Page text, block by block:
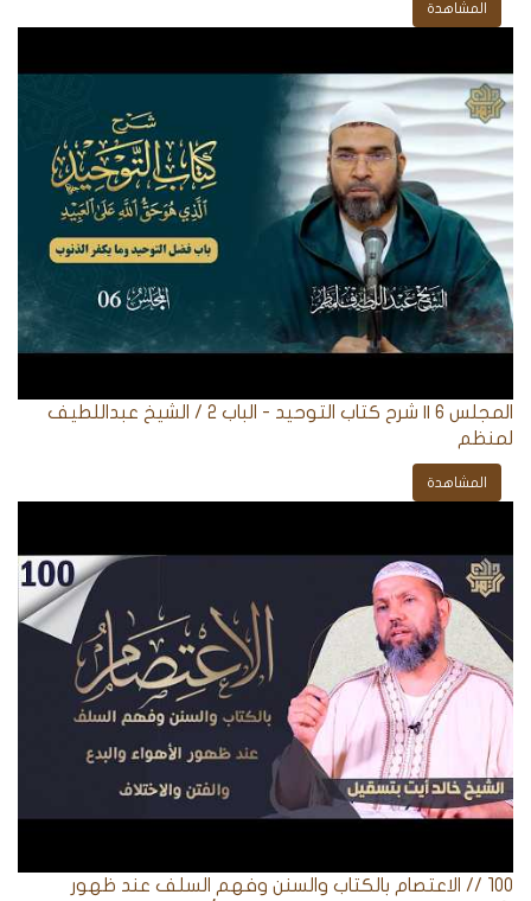
المشاهدة
المجلس 6 || شرح كتاب التوحيد - الباب ٢ / الشيخ عبداللطيف
لمنظم
المشاهدة
100 // الاعتصام بالكتاب والسنن وفهم السلف عند ظهور